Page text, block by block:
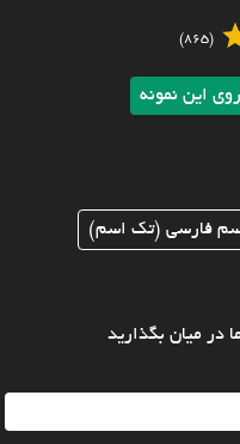
(865)
این نمونه
اسم فارسی (تک اسم)
در میان بگذارید